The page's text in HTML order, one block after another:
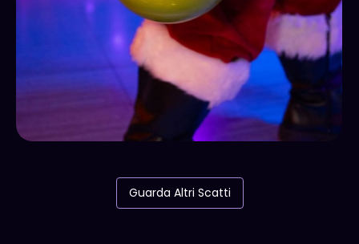
Guarda Altri Scatti